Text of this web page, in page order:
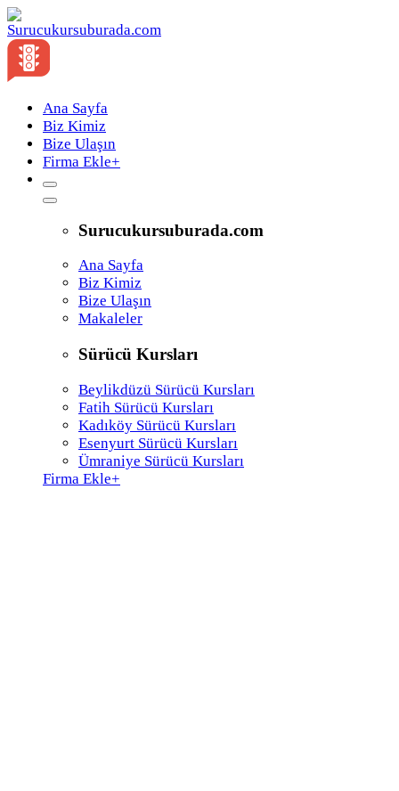
Ana Sayfa
Biz Kimiz
Bize Ulaşın
Firma Ekle+
Surucukursuburada.com
Ana Sayfa
Biz Kimiz
Bize Ulaşın
Makaleler
Sürücü Kursları
Beylikdüzü Sürücü Kursları
Fatih Sürücü Kursları
Kadıköy Sürücü Kursları
Esenyurt Sürücü Kursları
Ümraniye Sürücü Kursları
Firma Ekle+